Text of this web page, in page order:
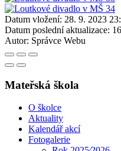
Datum vložení: 28. 9. 2023
Datum poslední aktualizace:
Autor: Správce Webu
Mateřská škola
O školce
Aktuality
Kalendář akcí
Fotogalerie